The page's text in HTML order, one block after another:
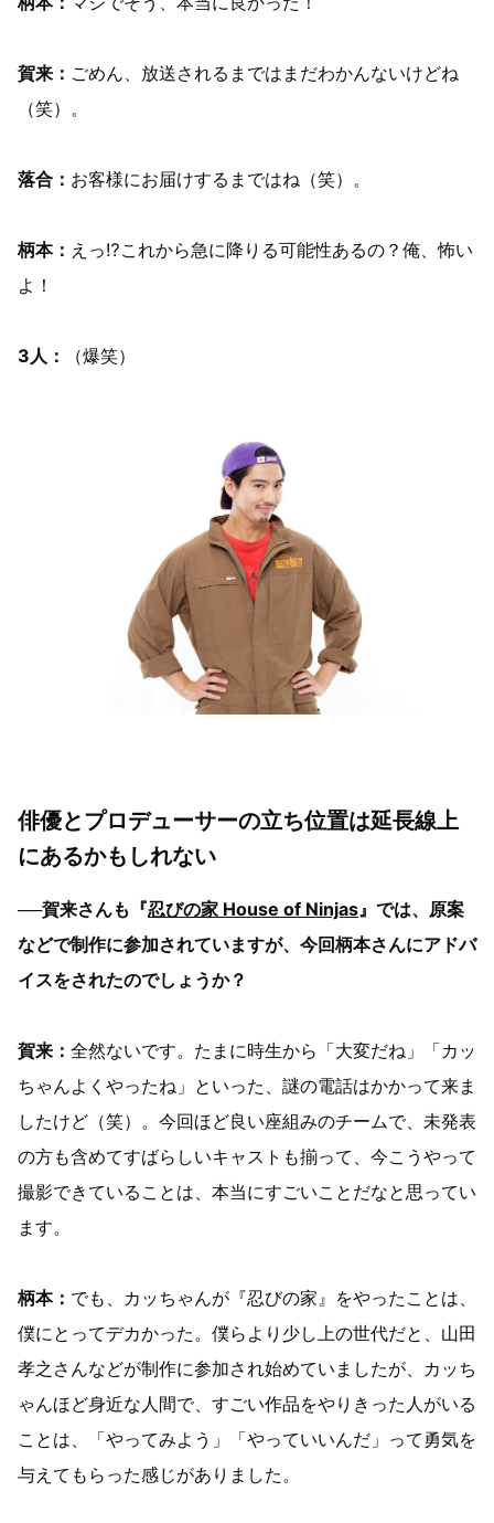
賀来： ごめん、放送されるまではまだわかんないけどね
（笑）。
落合： お客様にお届けするまではね（笑）。
柄本： えっ⁉これから急に降りる可能性あるの？俺、怖い
よ！
3人： （爆笑）
俳優とプロデューサーの立ち位置は延長線上
にあるかもしれない
──賀来さんも『忍びの家 House of Ninjas』では、原案
などで制作に参加されていますが、今回柄本さんにアドバ
イスをされたのでしょうか？
賀来： 全然ないです。たまに時生から「大変だね」「カッ
ちゃんよくやったね」といった、謎の電話はかかって来ま
したけど（笑）。今回ほど良い座組みのチームで、未発表
の方も含めてすばらしいキャストも揃って、今こうやって
撮影できていることは、本当にすごいことだなと思ってい
ます。
柄本： でも、カッちゃんが『忍びの家』をやったことは、
僕にとってデカかった。僕らより少し上の世代だと、山田
孝之さんなどが制作に参加され始めていましたが、カッち
ゃんほど身近な人間で、すごい作品をやりきった人がいる
ことは、「やってみよう」「やっていいんだ」って勇気を
与えてもらった感じがありました。